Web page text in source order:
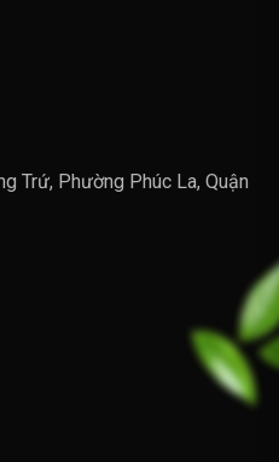
Trứ, Phường Phúc La, Quận